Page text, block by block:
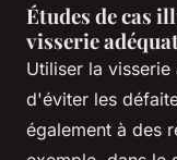
Études de cas
visserie
Utiliser la
d'éviter les
également à des